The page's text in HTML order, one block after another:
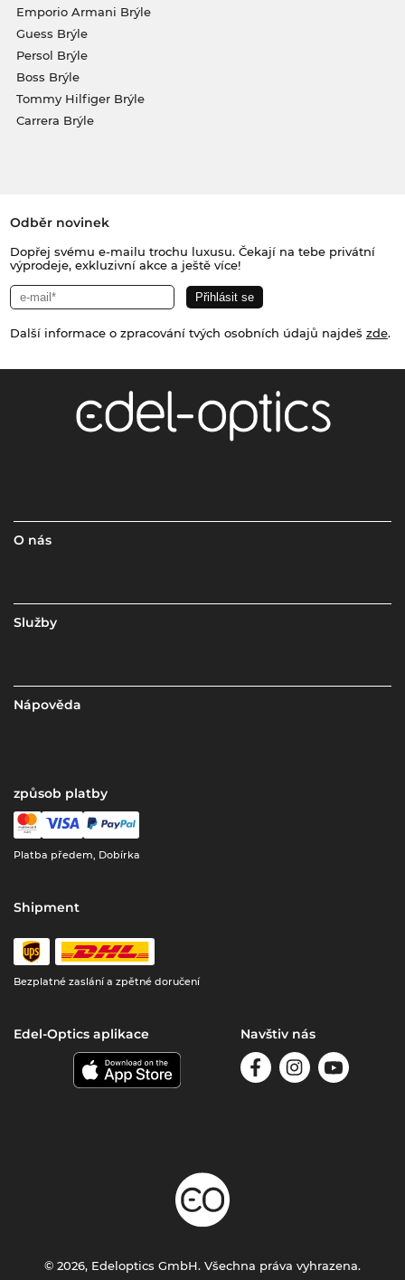
Emporio Armani Brýle
Guess Brýle
Persol Brýle
Boss Brýle
Tommy Hilfiger Brýle
Carrera Brýle
Odběr novinek
Dopřej svému e-mailu trochu luxusu. Čekají na tebe privátní
výprodeje, exkluzivní akce a ještě více!
Další informace o zpracování tvých osobních údajů najdeš zde.
O nás
Služby
Nápověda
způsob platby
Platba předem, Dobírka
Shipment
Bezplatné zaslání a zpětné doručení
Edel-Optics aplikace Navštiv nás
© 2026, Edeloptics GmbH. Všechna práva vyhrazena.